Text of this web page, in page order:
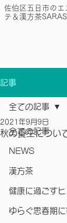
佐伯区五日市のエ
テ＆漢方茶
記事
全ての記事
NEWS
漢方茶
健康に過ごすヒ
ゆらぐ思春期
全ての記事
秋の養生につい
2021年9月9日